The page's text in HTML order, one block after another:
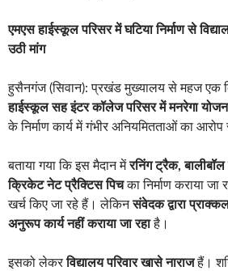
एमएस हाईस्कूल परिसर में घटिया निर्माण से
उठी मांग
हुसैनगंज (सिवान): प्रखंड मुख्यालय से महज एक
हाईस्कूल सह इंटर कॉलेज परिसर में मनरेगा
के निर्माण कार्य में गंभीर अनियमितताओं का
बताया गया कि इस मैदान मेंरनिंग ट्रैक,
क्रिकेट नेट प्रैक्टिस पिचका निर्माण कराया
खर्च किए जा रहे हैं। लेकिनसंवेदक द्वारा
अनुरूप कार्य नहीं कराया जा रहाहै।
इसको लेकरविद्यालय परिवार खासे नाराजहैं।